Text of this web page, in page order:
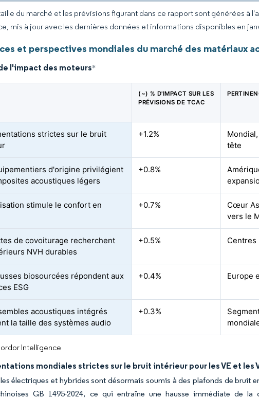
du marché et les prévisions figurant dans ce rapport sont générées à
mis à jour avec les dernières données et informations disponibles en
et perspectives mondiales du marché des matériaux
l'impact des moteurs*
(~) % D'IMPACT SUR LES
PRÉVISIONS DE TCAC
strictes sur le bruit
+1.2%
tête
d'origine privilégient
acoustiques légers
+0.8%
stimule le confort en
+0.7%
Cœur
vers le
de covoiturage recherchent
NVH durables
+0.5% Centres
biosourcées répondent aux
ESG
+0.4% Europe
acoustiques intégrés
la taille des systèmes audio
+0.3%
Intelligence
mondiales strictes sur le bruit intérieur pour les VE et les
électriques et hybrides sont désormais soumis à des plafonds de bruit
GB 1495-2024, ce qui entraîne une hausse immédiate de